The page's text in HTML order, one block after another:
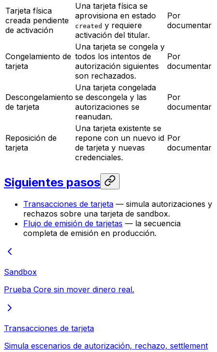
Tarjeta física
creada pendiente
de activación
Una tarjeta física se
aprovisiona en estado
created y requiere
activación del titular.
Por
documentar
Congelamiento de
tarjeta
Una tarjeta se congela y
todos los intentos de
autorización siguientes
son rechazados.
Por
documentar
Descongelamiento
de tarjeta
Una tarjeta congelada
se descongela y las
autorizaciones se
reanudan.
Por
documentar
Reposición de
tarjeta
Una tarjeta existente se
repone con un nuevo id
de tarjeta y nuevas
credenciales.
Por
documentar
Siguientes pasos
Transacciones de tarjeta — simula autorizaciones y
rechazos sobre una tarjeta de sandbox.
Flujo de emisión de tarjetas — la secuencia
completa de emisión en producción.
Sandbox
Prueba Core sin mover dinero real.
Transacciones de tarjeta
Simula escenarios de autorización, rechazo, settlement